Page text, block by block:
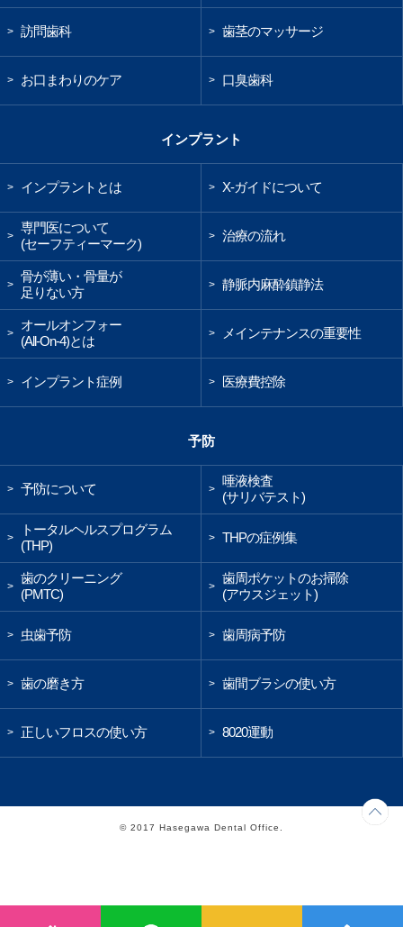
> 訪問歯科 > 歯茎のマッサージ
> お口まわりのケア > 口臭歯科
インプラント
> インプラントとは > X-ガイドについて
>
専門医について
(セーフティーマーク)
> 治療の流れ
>
骨が薄い・骨量が
足りない方
> 静脈内麻酔鎮静法
>
オールオンフォー
(All-On-4)とは
> メインテナンスの重要性
> インプラント症例 > 医療費控除
予防
> 予防について >
唾液検査
(サリバテスト)
>
トータルヘルスプログラム
(THP)
> THPの症例集
>
歯のクリーニング
(PMTC)
>
歯周ポケットのお掃除
(アウスジェット)
> 虫歯予防 > 歯周病予防
> 歯の磨き方 > 歯間ブラシの使い方
> 正しいフロスの使い方 > 8020運動
©️ 2017 Hasegawa Dental Office.